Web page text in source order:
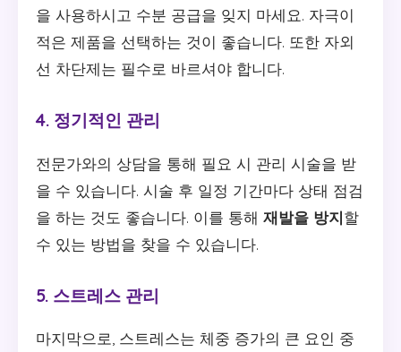
을 사용하시고 수분 공급을 잊지 마세요. 자극이
적은 제품을 선택하는 것이 좋습니다. 또한 자외
선 차단제는 필수로 바르셔야 합니다.
4. 정기적인 관리
전문가와의 상담을 통해 필요 시 관리 시술을 받
을 수 있습니다. 시술 후 일정 기간마다 상태 점검
을 하는 것도 좋습니다. 이를 통해 재발을 방지할
수 있는 방법을 찾을 수 있습니다.
5. 스트레스 관리
마지막으로, 스트레스는 체중 증가의 큰 요인 중